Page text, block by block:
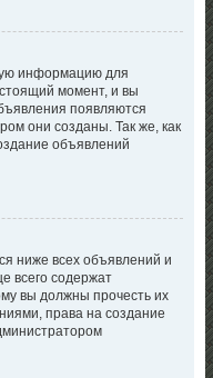
информацию для
момент, и вы
появляются
они созданы. Так же, как
объявлений
ниже всех объявлений и
всего содержат
вы должны прочесть их
права на создание